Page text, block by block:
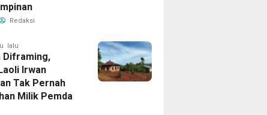
Redaksi
lalu
Diframing,
Irwan
Tak Pernah
Milik Pemda